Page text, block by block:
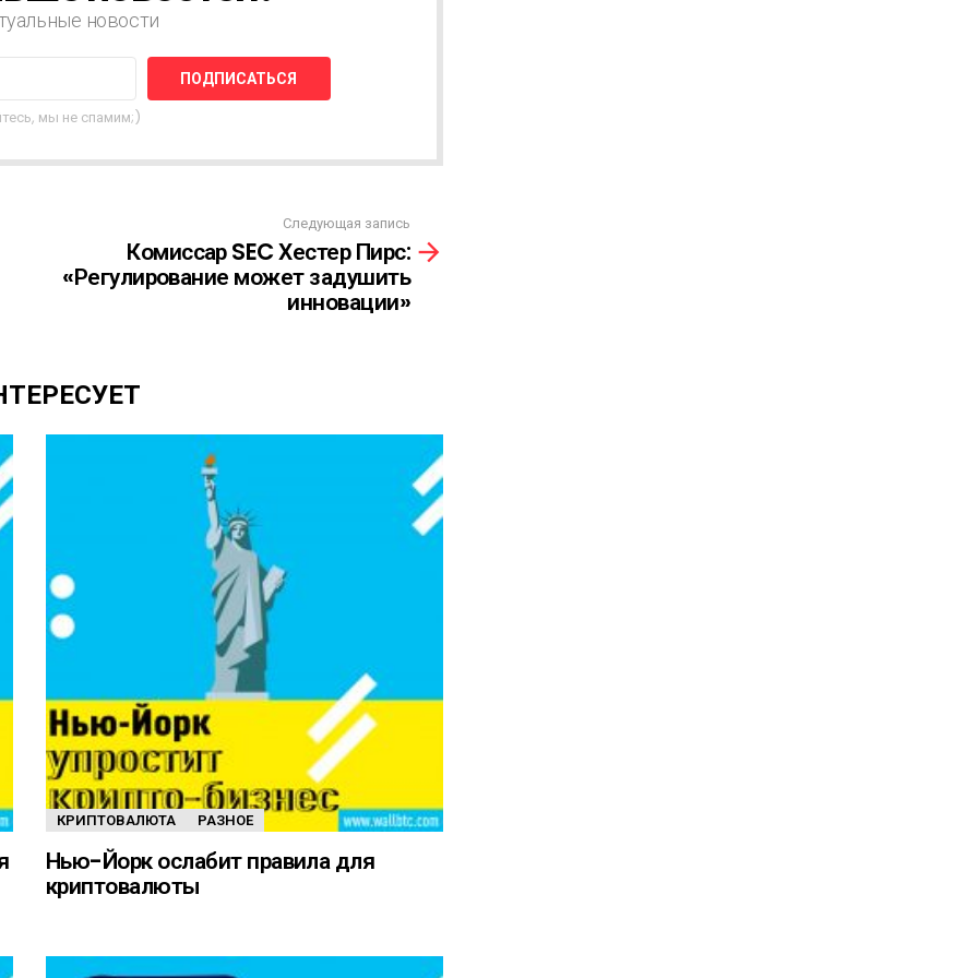
новости
мы не спамим;)
Следующая запись
Комиссар SEC Хестер Пирс:
«Регулирование может задушить
инновации»
КРИПТОВАЛЮТА РАЗНОЕ
Нью-Йорк ослабит правила для
криптовалюты